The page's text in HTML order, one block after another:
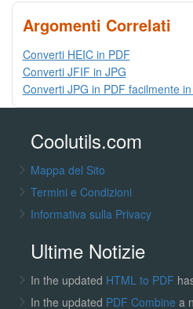
Argomenti Correlati
Converti HEIC in PDF
Converti JFIF in JPG
Converti JPG in PDF facilmente
Coolutils.com
Mappa del Sito
Termini e Condizioni
Informativa sulla Privacy
Ultime Notizie
In the updated HTML to PDF
In the updated PDF Combine a